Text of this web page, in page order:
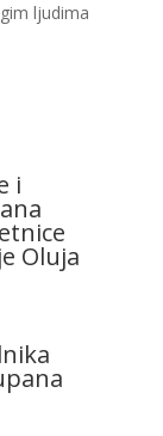
ljudima
i
Oluja